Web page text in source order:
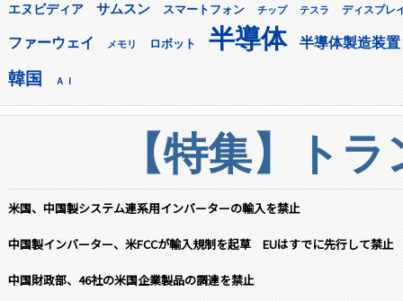
エヌビディア サムスン スマートフォン チップ テスラ ディスプレ
ファーウェイ メモリ ロボット 半導体 半導体製造装置
韓国 ＡＩ
【特集】ト
米国、中国製システム連系用インバーターの輸入を禁止
中国製インバーター、米FCCが輸入規制を起草 EUはすでに先行して禁止
中国財政部、46社の米国企業製品の調達を禁止